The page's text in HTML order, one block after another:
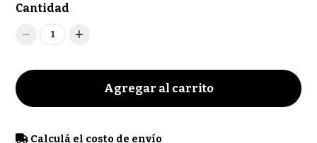
Cantidad
1
Agregar al carrito
Calculá el costo de envío